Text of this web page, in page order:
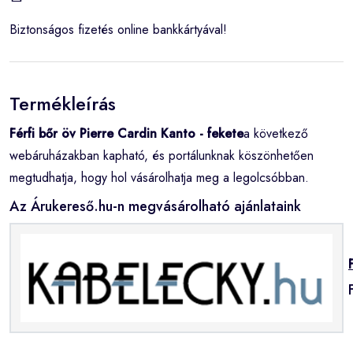
Biztonságos fizetés online bankkártyával!
Termékleírás
Férfi bőr öv Pierre Cardin Kanto - feketea következő
webáruházakban kapható, és portálunknak köszönhetően
megtudhatja, hogy hol vásárolhatja meg a legolcsóbban.
Az Árukereső.hu-n megvásárolható ajánlataink